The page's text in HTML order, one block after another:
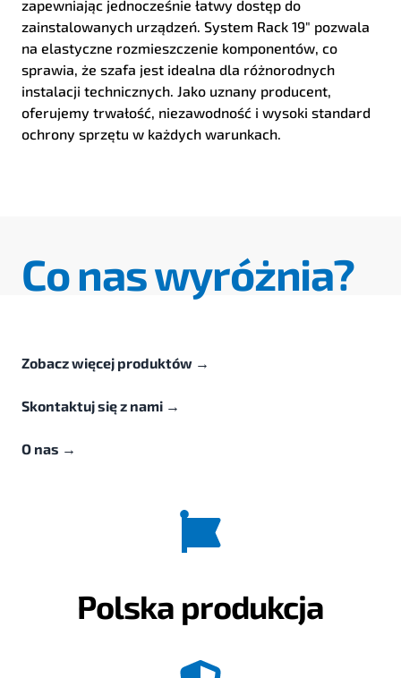
zapewniając jednocześnie łatwy dostęp do
zainstalowanych urządzeń. System Rack 19" pozwala
na elastyczne rozmieszczenie komponentów, co
sprawia, że szafa jest idealna dla różnorodnych
instalacji technicznych. Jako uznany producent,
oferujemy trwałość, niezawodność i wysoki standard
ochrony sprzętu w każdych warunkach.
Co nas wyróżnia?
Zobacz więcej produktów →
Skontaktuj się z nami →
O nas →
Polska produkcja